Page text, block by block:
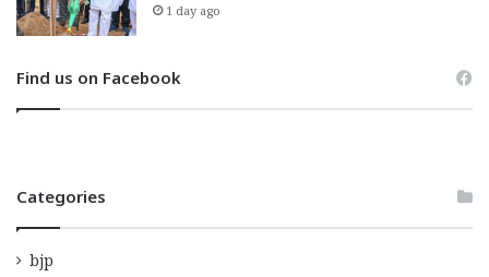
1 day ago
Find us on Facebook
Categories
bjp